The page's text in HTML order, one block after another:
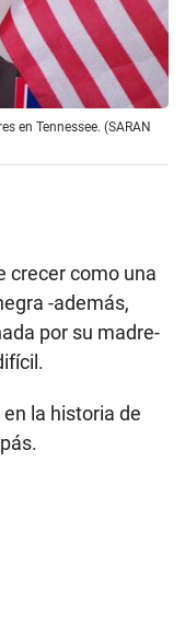
en Tennessee. (SARAN
crecer como una
-además,
por su madre-
la historia de